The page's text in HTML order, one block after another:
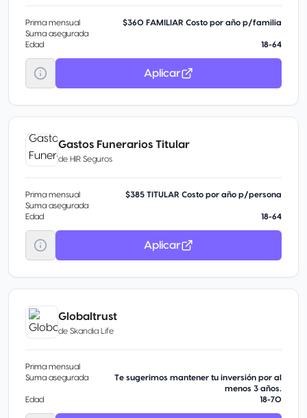
Prima mensual
$360 FAMILIAR Costo por año p/familia
Suma asegurada
Edad
18-64
Aplicar
Gastos Funerarios Titular
de HIR Seguros
Prima mensual
$385 TITULAR Costo por año p/persona
Suma asegurada
Edad
18-64
Aplicar
Globaltrust
de Skandia Life
Prima mensual
Suma asegurada
Te sugerimos mantener tu inversión por al
menos 3 años.
Edad
18-70